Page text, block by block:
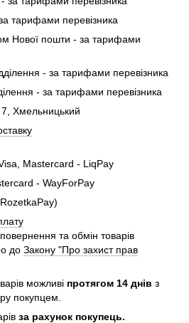
тарифами перевізника
Нової пошти - за тарифами
- за тарифами перевізника
- за тарифами перевізника
7, Хмельницький
Mastercard - LiqPay
- WayForPay
та обмін товарів
до Закону "Про захист прав
можливі протягом 14 днів з
покупцем.
за рахунок покупець.